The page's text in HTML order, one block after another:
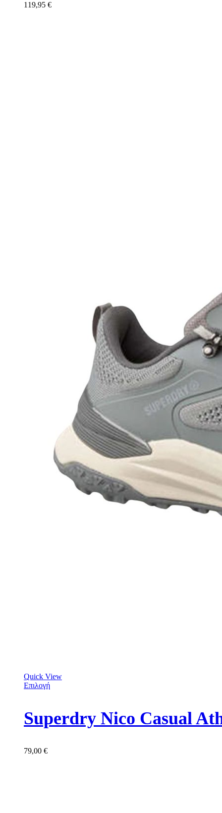
119,95 €
Quick View
Επιλογή
Superdry Nico Casual
79,00 €